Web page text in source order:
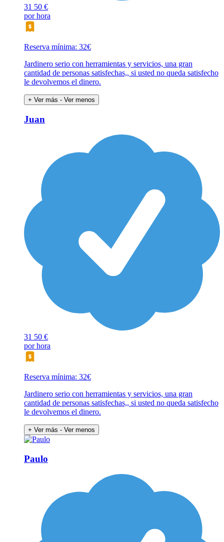
31 50 €
por hora
Reserva mínima: 32€
Jardinero serio con herramientas y servicios, una gran
cantidad de personas satisfechas,, si usted no queda satisfecho
le devolvemos el dinero.
+ Ver más - Ver menos
Juan
31 50 €
por hora
Reserva mínima: 32€
Jardinero serio con herramientas y servicios, una gran
cantidad de personas satisfechas,, si usted no queda satisfecho
le devolvemos el dinero.
+ Ver más - Ver menos
Paulo